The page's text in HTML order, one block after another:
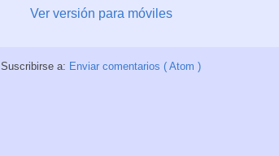
Ver versión para móviles
Suscribirse a: Enviar comentarios ( Atom )